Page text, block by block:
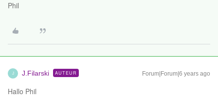
Phil
J J.Filarski AUTEUR Forum|Forum|6 years ago
Hallo Phil